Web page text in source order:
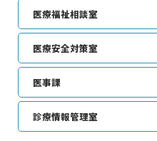
医療福祉相談室
医療安全対策室
医事課
診療情報管理室